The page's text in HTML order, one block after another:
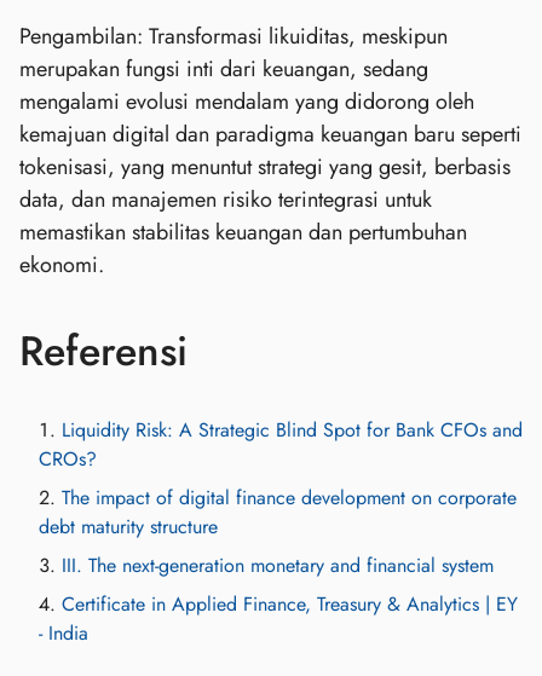
Pengambilan: Transformasi likuiditas, meskipun
merupakan fungsi inti dari keuangan, sedang
mengalami evolusi mendalam yang didorong oleh
kemajuan digital dan paradigma keuangan baru seperti
tokenisasi, yang menuntut strategi yang gesit, berbasis
data, dan manajemen risiko terintegrasi untuk
memastikan stabilitas keuangan dan pertumbuhan
ekonomi.
Referensi
Liquidity Risk: A Strategic Blind Spot for Bank CFOs and
CROs?
The impact of digital finance development on corporate
debt maturity structure
III. The next-generation monetary and financial system
Certificate in Applied Finance, Treasury & Analytics | EY
- India